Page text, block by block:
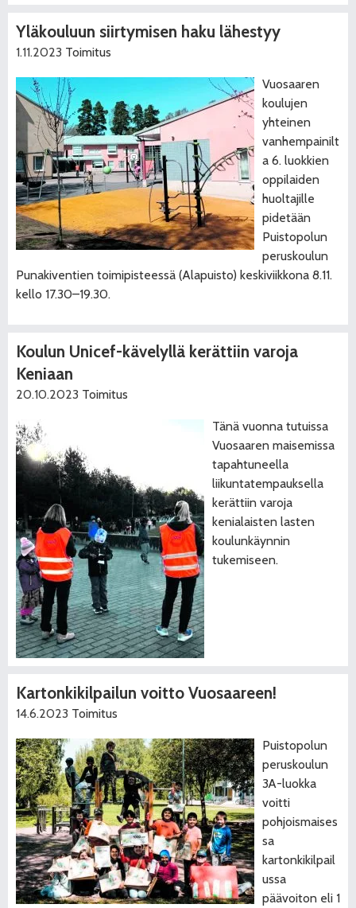
Yläkouluun siirtymisen haku lähestyy
1.11.2023 Toimitus
Vuosaaren
koulujen
yhteinen
vanhempainilt
a 6. luokkien
oppilaiden
huoltajille
pidetään
Puistopolun
peruskoulun
Punakiventien toimipisteessä (Alapuisto) keskiviikkona 8.11.
kello 17.30–19.30.
Koulun Unicef-kävelyllä kerättiin varoja
Keniaan
20.10.2023 Toimitus
Tänä vuonna tutuissa
Vuosaaren maisemissa
tapahtuneella
liikuntatempauksella
kerättiin varoja
kenialaisten lasten
koulunkäynnin
tukemiseen.
Kartonkikilpailun voitto Vuosaareen!
14.6.2023 Toimitus
Puistopolun
peruskoulun
3A-luokka
voitti
pohjoismaises
sa
kartonkikilpail
ussa
päävoiton eli 1